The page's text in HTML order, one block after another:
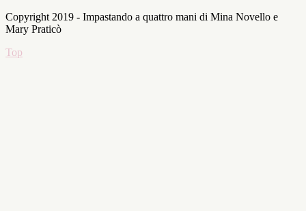
Copyright 2019 - Impastando a quattro mani di Mina Novello e
Mary Praticò
Top